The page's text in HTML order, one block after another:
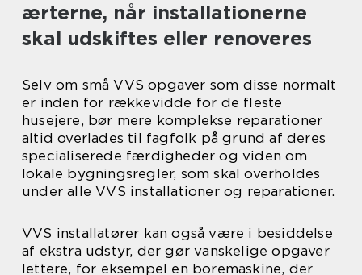
ærterne, når installationerne
skal udskiftes eller renoveres
Selv om små VVS opgaver som disse normalt
er inden for rækkevidde for de fleste
husejere, bør mere komplekse reparationer
altid overlades til fagfolk på grund af deres
specialiserede færdigheder og viden om
lokale bygningsregler, som skal overholdes
under alle VVS installationer og reparationer.
VVS installatører kan også være i besiddelse
af ekstra udstyr, der gør vanskelige opgaver
lettere, for eksempel en boremaskine, der